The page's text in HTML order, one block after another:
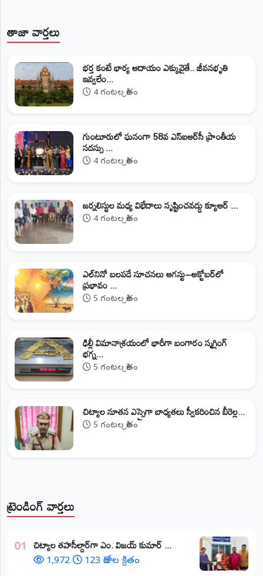
ట్రెండింగ్ వార్తలు
01 ​చిట్యాల తహసీల్దార్‌గా ఎం. విజయ్ కుమార్ ...
1,972 123 రోజుల క్రితం
తాజా వార్తలు
భర్త కంటే భార్య ఆదాయం ఎక్కువైతే.. జీవనభృతి
ఇవ్వలేం...
4 గంటల క్రితం
గుంటూరులో ఘనంగా 58వ ఎస్‌ఐఆర్‌సీ ప్రాంతీయ
సదస్సు ...
4 గంటల క్రితం
జర్నలిస్టుల మధ్య విభేదాలు సృష్టించవద్దు క్యూఆర్‌ ...
4 గంటల క్రితం
ఎల్‌నినో బలపడే సూచనలు ఆగస్టు–అక్టోబర్‌లో
ప్రభావం ...
5 గంటల క్రితం
ఢిల్లీ విమానాశ్రయంలో భారీగా బంగారం స్మగ్లింగ్
భగ్న...
5 గంటల క్రితం
​చిట్యాల నూతన ఎస్సైగా బాధ్యతలు స్వీకరించిన బీరెల్ల...
5 గంటల క్రితం